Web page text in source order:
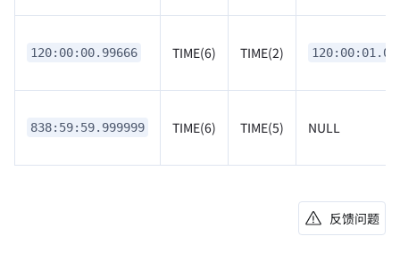
120:00:00.99666 TIME(6) TIME(2) 120:00:01.00
838:59:59.999999 TIME(6) TIME(5) NULL
反馈问题